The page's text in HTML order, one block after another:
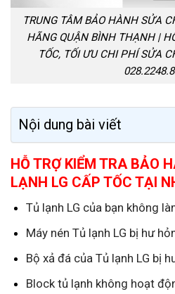
TRUNG TÂM BẢO HÀNH SỬA
HÃNG QUẬN BÌNH THẠNH |
TỐC, TỐI ƯU CHI PHÍ SỬA
Nội dung bài viết
HỖ TRỢ KIỂM TRA BẢO
LẠNH LG CẤP TỐC TẠI
Tủ lạnh LG của bạn không
Máy nén Tủ lạnh LG bị hư
Bộ xả đá của Tủ lạnh LG bị
Block tủ lạnh không hoạt